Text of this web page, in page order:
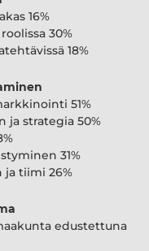
16%
30%
18%
51%
ja strategia 50%
31%
ja tiimi 26%
edustettuna